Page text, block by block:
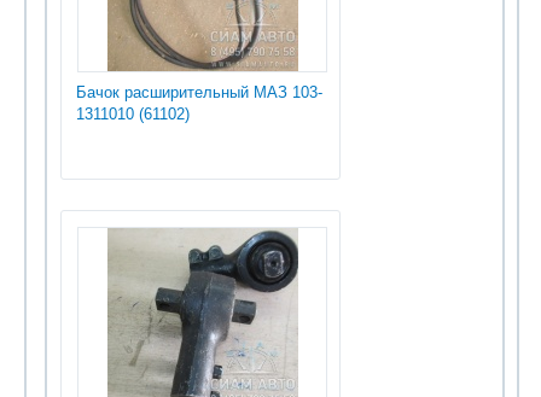
Бачок расширительный МАЗ 103-
1311010 (61102)